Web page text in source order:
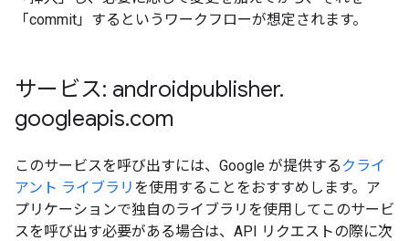
「commit」するというワークフローが想定されます。
サービス: androidpublisher.
googleapis.com
このサービスを呼び出すには、Google が提供するクライ
アント ライブラリ を使用することをおすすめします。ア
プリケーションで独自のライブラリを使用してこのサービ
スを呼び出す必要がある場合は、API リクエストの際に次